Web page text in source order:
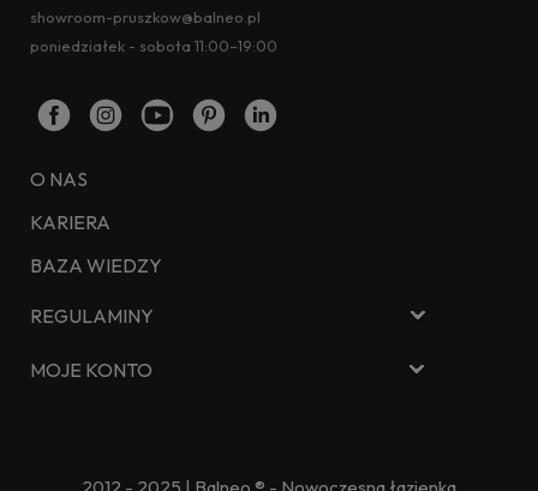
showroom-pruszkow@balneo.pl
poniedziałek - sobota 11:00–19:00
O NAS
KARIERA
BAZA WIEDZY
REGULAMINY
MOJE KONTO